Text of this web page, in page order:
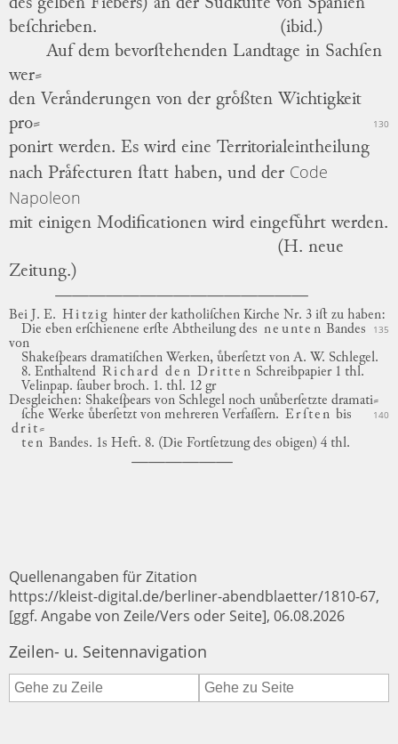
des gelben Fiebers) an der Suͤdkuͤſte von Spanien
beſchrieben.
(ibid.)
Auf dem bevorſtehenden Landtage in Sachſen
wer⸗
den Veraͤnderungen von der groͤßten Wichtigkeit
pro⸗ 130
ponirt werden. Es wird eine Territorialeintheilung
nach Praͤfecturen ſtatt haben, und der Code
Napoleon
mit einigen Modificationen wird eingefuͤhrt werden.
(H. neue
Zeitung.)
Bei J. E. Hitzig hinter der katholiſchen Kirche Nr. 3 iſt zu haben:
135
Die eben erſchienene erſte Abtheilung des neunten Bandes
von
Shakeſpears dramatiſchen Werken, uͤberſetzt von A. W. Schlegel.
8. Enthaltend Richard den Dritten Schreibpapier 1 thl.
Velinpap. ſauber broch. 1. thl. 12 gr
Desgleichen: Shakeſpears von Schlegel noch unuͤberſetzte dramati⸗
140
ſche Werke uͤberſetzt von mehreren Verfaſſern. Erſten bis
drit⸗
ten Bandes. 1s Heft. 8. (Die Fortſetzung des obigen) 4 thl.
Quellenangaben für Zitation
https://kleist-digital.de/berliner-abendblaetter/1810-67,
[ggf. Angabe von Zeile/Vers oder Seite], 06.08.2026
Zeilen- u. Seitennavigation